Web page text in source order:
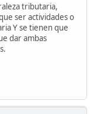
tributaria,
ser actividades o
Y se tienen que
dar ambas